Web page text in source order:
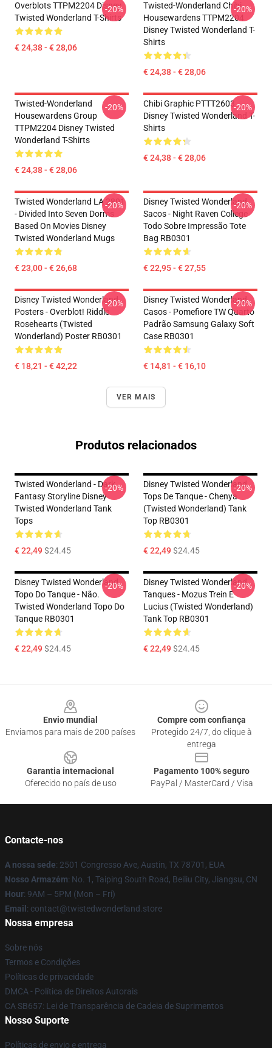
Overblots TTPM2204 Disney
Twisted Wonderland T-Shirts
€ 24,38 - € 28,06
-20%
Twisted-Wonderland Chibi
Housewardens TTPM2204
Disney Twisted Wonderland T-
Shirts
€ 24,38 - € 28,06
-20%
Twisted-Wonderland
Housewardens Group
TTPM2204 Disney Twisted
Wonderland T-Shirts
€ 24,38 - € 28,06
-20%
Chibi Graphic PTTT2603
Disney Twisted Wonderland T-
Shirts
€ 24,38 - € 28,06
-20%
Twisted Wonderland LA 2801
- Divided Into Seven Dorms
Based On Movies Disney
Twisted Wonderland Mugs
€ 23,00 - € 26,68
-20%
Disney Twisted Wonderland
Sacos - Night Raven College
Todo Sobre Impressão Tote
Bag RB0301
€ 22,95 - € 27,55
-20%
Disney Twisted Wonderland
Posters - Overblot! Riddle
Rosehearts (Twisted
Wonderland) Poster RB0301
€ 18,21 - € 42,22
-20%
Disney Twisted Wonderland
Casos - Pomefiore TW Quarto
Padrão Samsung Galaxy Soft
Case RB0301
€ 14,81 - € 16,10
-20%
VER MAIS
Produtos relacionados
Twisted Wonderland - Dark
Fantasy Storyline Disney
Twisted Wonderland Tank
Tops
€ 22,49$24.45
-20%
Disney Twisted Wonderland
Tops De Tanque - Chenya
(Twisted Wonderland) Tank
Top RB0301
€ 22,49$24.45
-20%
Disney Twisted Wonderland
Topo Do Tanque - Não.
Twisted Wonderland Topo Do
Tanque RB0301
€ 22,49$24.45
-20%
Disney Twisted Wonderland
Tanques - Mozus Trein E
Lucius (Twisted Wonderland)
Tank Top RB0301
€ 22,49$24.45
-20%
Envio mundial
Enviamos para mais de 200 países
Compre com confiança
Protegido 24/7, do clique à
entrega
Garantia internacional
Oferecido no país de uso
Pagamento 100% seguro
PayPal / MasterCard / Visa
Contacte-nos
A nossa sede: 2501 Congresso Ave, Austin, TX 78701, EUA
Nosso Armazém: No. 1, Taiping South Road, Beiliu City, Jiangsu, CN
Hour: 9AM – 5PM (Mon – Fri)
Email : contact@twistedwonderland.store
Nossa empresa
Sobre nós
Termos e Condições
Políticas de privacidade
DMCA - Política de Direitos Autorais
CA SB657: Lei de Transparência de Cadeia de Suprimentos
Nosso Suporte
Políticas de envio e entrega